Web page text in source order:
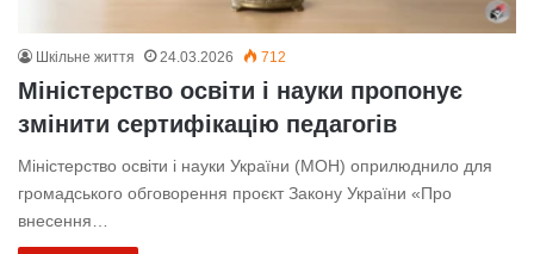
Шкільне життя 24.03.2026 712
Міністерство освіти і науки пропонує
змінити сертифікацію педагогів
Міністерство освіти і науки України (МОН) оприлюднило для
громадського обговорення проєкт Закону України «Про
внесення…